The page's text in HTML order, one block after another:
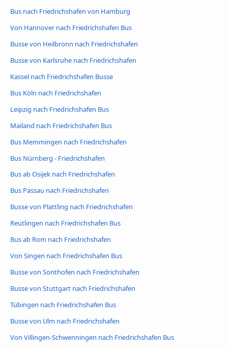
Bus nach Friedrichshafen von Hamburg
Von Hannover nach Friedrichshafen Bus
Busse von Heilbronn nach Friedrichshafen
Busse von Karlsruhe nach Friedrichshafen
Kassel nach Friedrichshafen Busse
Bus Köln nach Friedrichshafen
Leipzig nach Friedrichshafen Bus
Mailand nach Friedrichshafen Bus
Bus Memmingen nach Friedrichshafen
Bus Nürnberg - Friedrichshafen
Bus ab Osijek nach Friedrichshafen
Bus Passau nach Friedrichshafen
Busse von Plattling nach Friedrichshafen
Reutlingen nach Friedrichshafen Bus
Bus ab Rom nach Friedrichshafen
Von Singen nach Friedrichshafen Bus
Busse von Sonthofen nach Friedrichshafen
Busse von Stuttgart nach Friedrichshafen
Tübingen nach Friedrichshafen Bus
Busse von Ulm nach Friedrichshafen
Von Villingen-Schwenningen nach Friedrichshafen Bus